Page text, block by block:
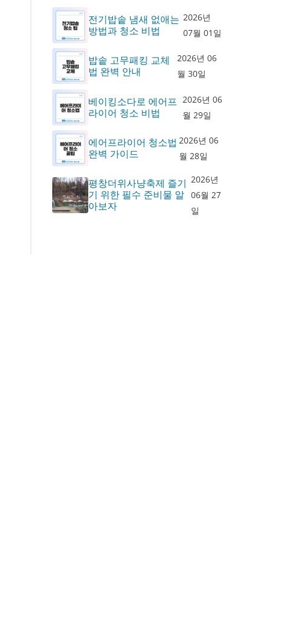
전기밥솥 냄새 없애는
방법과 청소 비법
2026년
07월 01일
밥솥 고무패킹 교체
법 완벽 안내
2026년 06
월 30일
베이킹소다로 에어프
라이어 청소 비법
2026년 06
월 29일
에어프라이어 청소법
완벽 가이드
2026년 06
월 28일
평창더위사냥축제 즐기
기 위한 필수 준비물 알
아보자
2026년
06월 27
일